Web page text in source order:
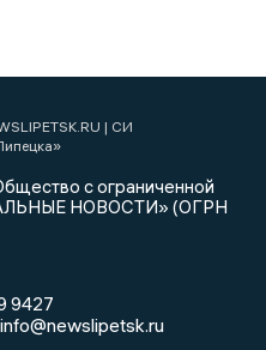
| СИ
с ограниченной
НОВОСТИ» (ОГРН
9427
info@newslipetsk.ru